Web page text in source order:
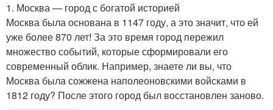
1. Москва — город с богатой историей
Москва была основана в 1147 году, а это значит, что ей
уже более 870 лет! За это время город пережил
множество событий, которые сформировали его
современный облик. Например, знаете ли вы, что
Москва была сожжена наполеоновскими войсками в
1812 году? После этого город был восстановлен заново.